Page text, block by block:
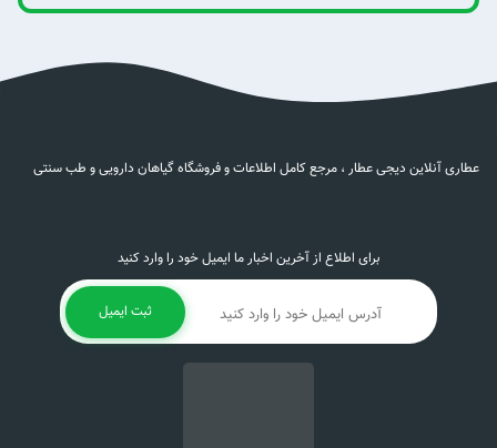
برای اطلاع از آخرین اخبار ما ایمیل خود را وارد کنید
ثبت ایمیل
عطاری آنلاین دیجی عطار ، مرجع کامل اطلاعات و فروشگاه گیاهان دارویی و طب سنتی